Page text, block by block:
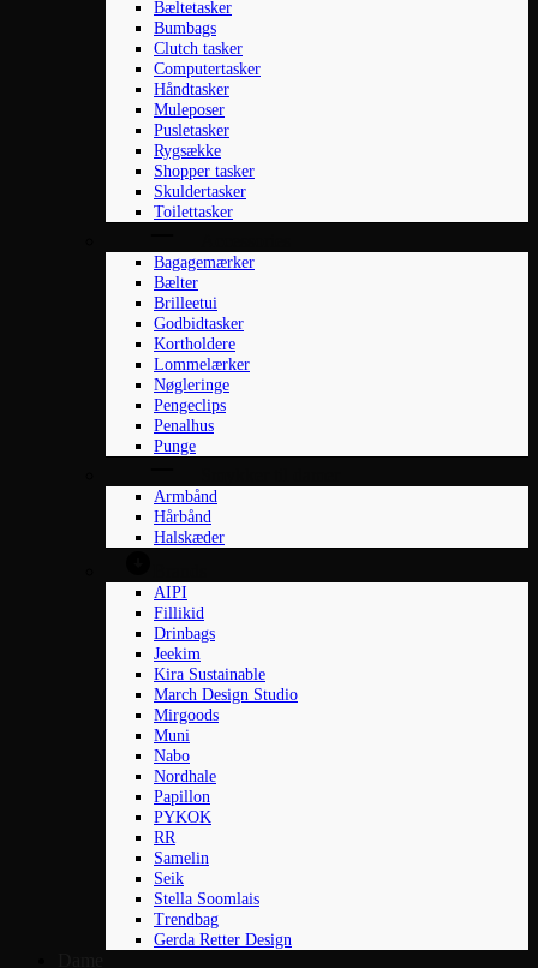
Bæltetasker
Bumbags
Clutch tasker
Computertasker
Håndtasker
Muleposer
Pusletasker
Rygsække
Shopper tasker
Skuldertasker
Toilettasker
Bagagemærker
Bælter
Brilleetui
Godbidtasker
Kortholdere
Lommelærker
Nøgleringe
Pengeclips
Penalhus
Punge
Armbånd
Hårbånd
Halskæder
AIPI
Fillikid
Drinbags
Jeekim
Kira Sustainable
March Design Studio
Mirgoods
Muni
Nabo
Nordhale
Papillon
PYKOK
RR
Samelin
Seik
Stella Soomlais
Trendbag
Gerda Retter Design